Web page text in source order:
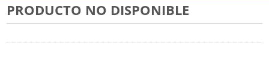
PRODUCTO NO DISPONIBLE